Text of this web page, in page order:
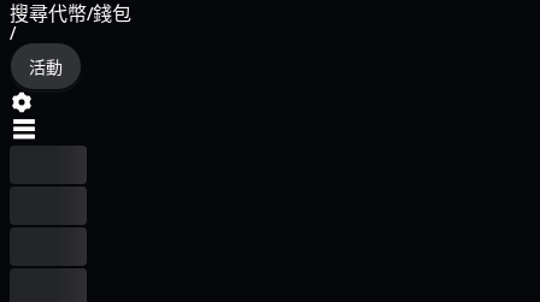
搜尋代幣/錢包
/
活動